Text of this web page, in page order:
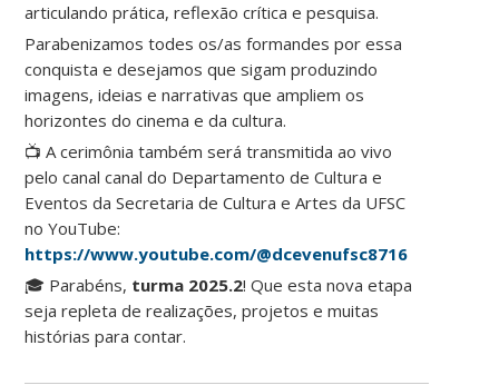
articulando prática, reflexão crítica e pesquisa.
Parabenizamos todes os/as formandes por essa
conquista e desejamos que sigam produzindo
imagens, ideias e narrativas que ampliem os
horizontes do cinema e da cultura.
📺 A cerimônia também será transmitida ao vivo
pelo canal canal do Departamento de Cultura e
Eventos da Secretaria de Cultura e Artes da UFSC
no YouTube:
https://www.youtube.com/@dcevenufsc8716
🎓 Parabéns, turma 2025.2! Que esta nova etapa
seja repleta de realizações, projetos e muitas
histórias para contar.